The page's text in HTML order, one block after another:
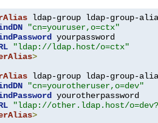
ldap-group ldap-group-
"cn=youruser,o=ctx"
yourpassword
"ldap://ldap.host/o=ctx"
>
ldap-group ldap-group-
"cn=yourotheruser,o=dev"
yourotherpassword
"ldap://other.ldap.host/
>